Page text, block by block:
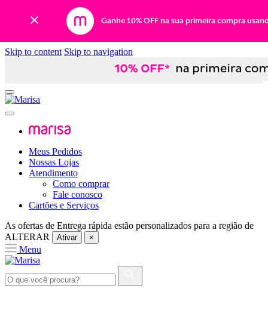
Ganhe 10% OFF na sua primeira compra
Skip to content Skip to navigation
Meus Pedidos
Nossas Lojas
Atendimento
Como comprar
Fale conosco
Cartões e Serviços
As ofertas de Entrega rápida estão personalizados para a região de
ALTERAR
Ativar ×
Menu